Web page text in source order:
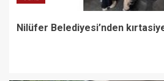
Nilüfer Belediyesi’nden